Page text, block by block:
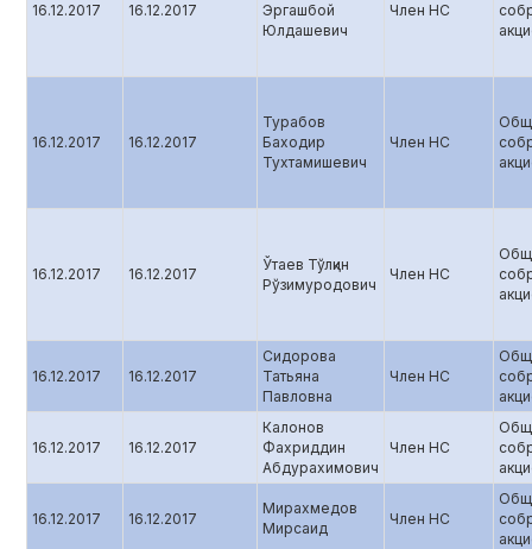
16.12.2017 16.12.2017
Эргашбой
Юлдашевич
Член НС
16.12.2017 16.12.2017
Турабов
Баходир
Тухтамишевич
Член НС
16.12.2017 16.12.2017
Ўтаев Тўлқин
Рўзимуродович
Член НС
16.12.2017 16.12.2017
Сидорова
Татьяна
Павловна
Член НС
16.12.2017 16.12.2017
Калонов
Фахриддин
Абдурахимович
Член НС
16.12.2017 16.12.2017
Мирахмедов
Мирсаид
Член НС